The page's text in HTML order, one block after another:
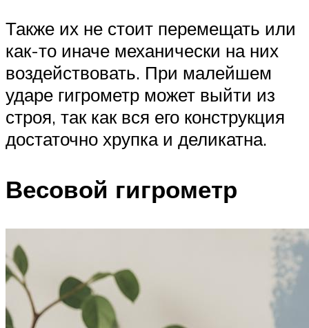
Также их не стоит перемещать или
как-то иначе механически на них
воздействовать. При малейшем
ударе гигрометр может выйти из
строя, так как вся его конструкция
достаточно хрупка и деликатна.
Весовой гигрометр